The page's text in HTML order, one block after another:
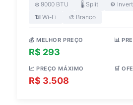
❄️ 9000 BTU 🌡️ Split ⚙️
📶 Wi-Fi
🎨 Branco
💰 MELHOR PREÇO
R$ 293
📊
📈 PREÇO MÁXIMO
R$ 3.508
🛒